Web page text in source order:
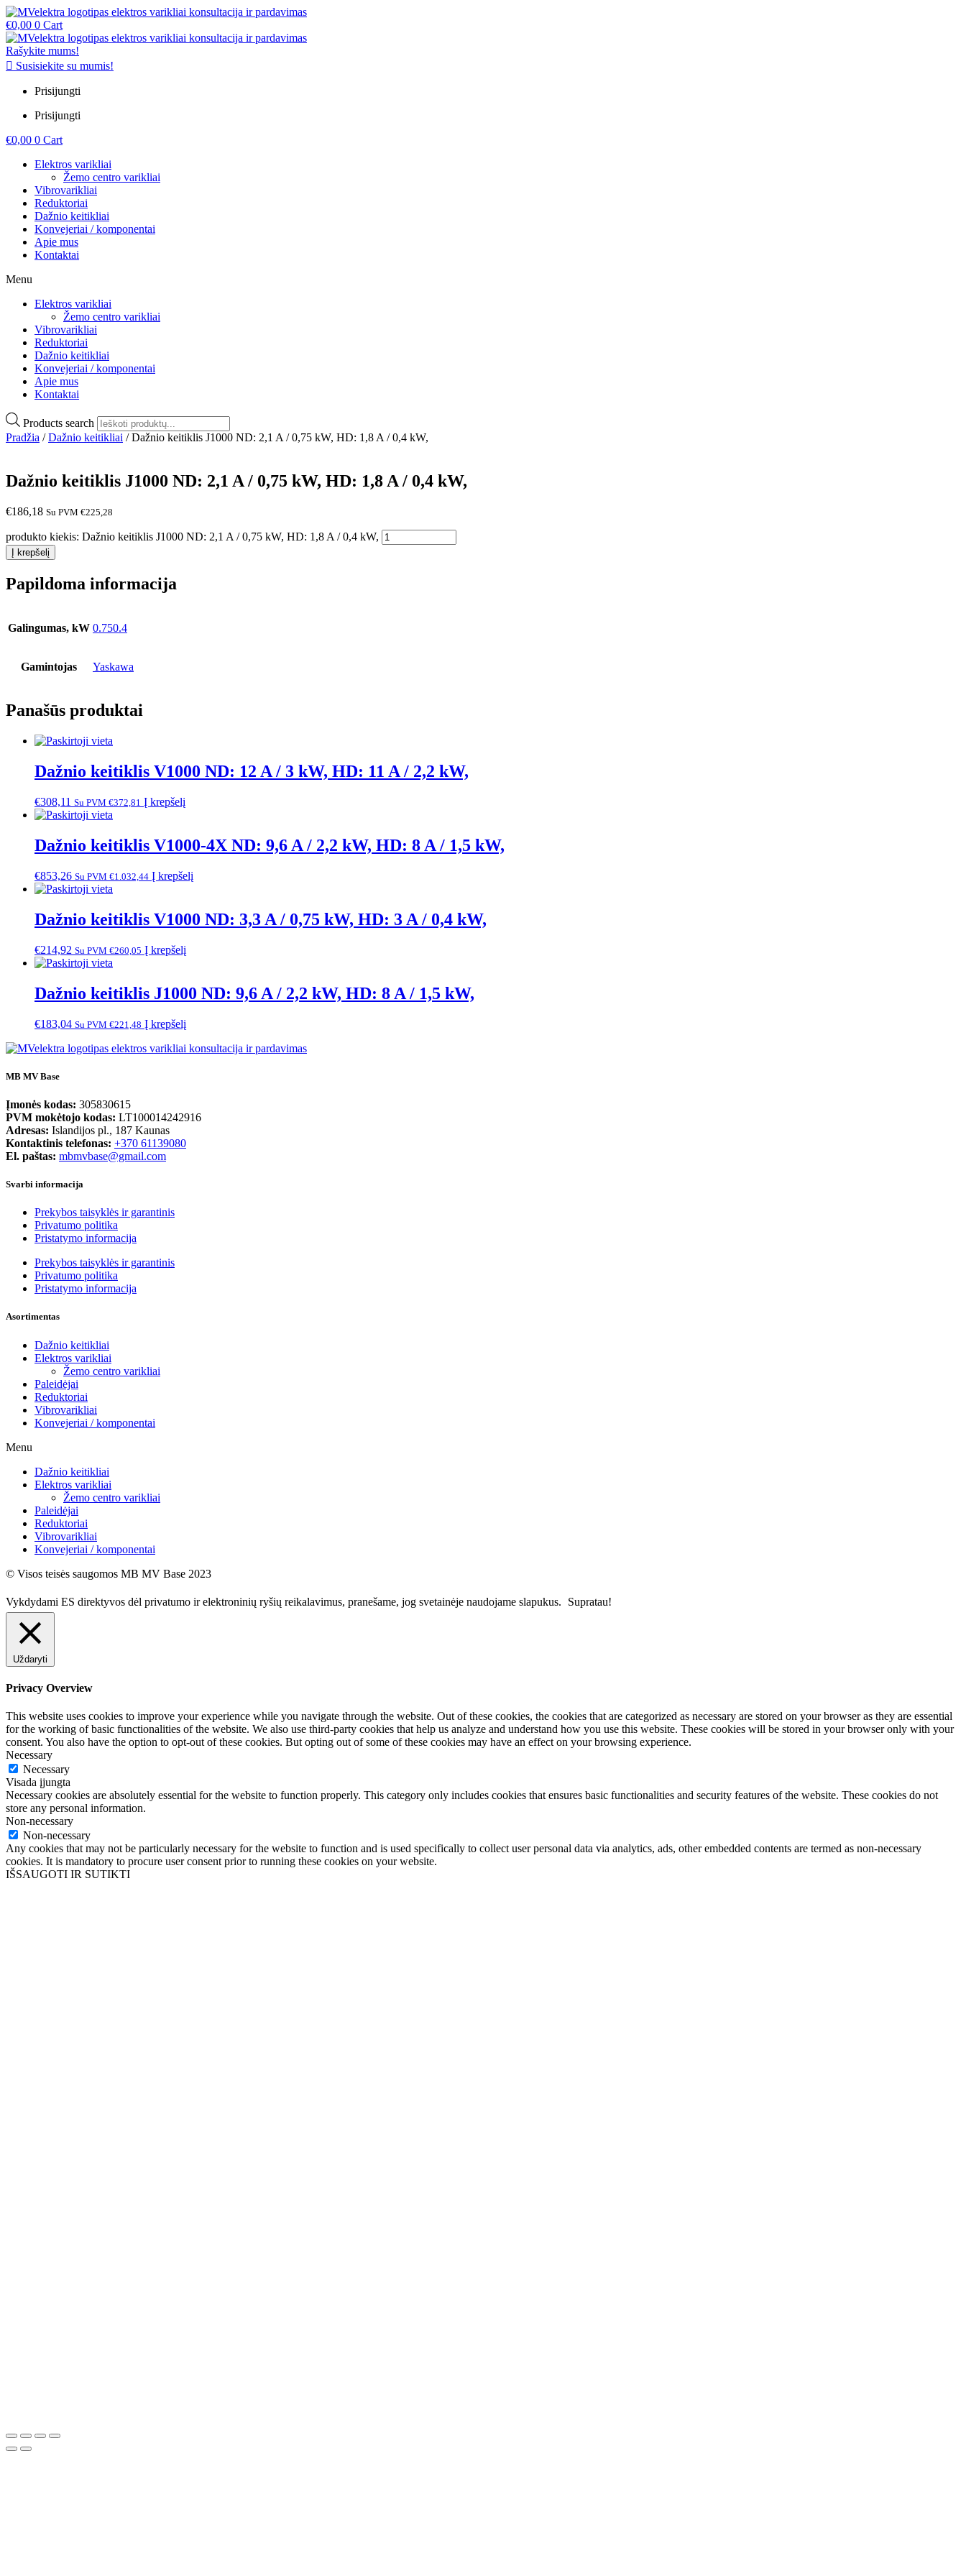
€0,00 0 Cart
Rašykite mums!
Susisiekite su mumis!
Prisijungti
Prisijungti
€0,00 0 Cart
Elektros varikliai
Žemo centro varikliai
Vibrovarikliai
Reduktoriai
Dažnio keitikliai
Konvejeriai / komponentai
Apie mus
Kontaktai
Menu
Elektros varikliai
Žemo centro varikliai
Vibrovarikliai
Reduktoriai
Dažnio keitikliai
Konvejeriai / komponentai
Apie mus
Kontaktai
Products search
Pradžia /Dažnio keitikliai / Dažnio keitiklis J1000 ND: 2,1 A / 0,75 kW, HD: 1,8 A / 0,4 kW,
Dažnio keitiklis J1000 ND: 2,1 A / 0,75 kW, HD: 1,8 A / 0,4 kW,
€186,18 Su PVM €225,28
produkto kiekis: Dažnio keitiklis J1000 ND: 2,1 A / 0,75 kW, HD: 1,8 A / 0,4 kW,
Į krepšelį
Papildoma informacija
Galingumas, kW 0.750.4
Gamintojas Yaskawa
Panašūs produktai
Dažnio keitiklis V1000 ND: 12 A / 3 kW, HD: 11 A / 2,2 kW,
€308,11 Su PVM €372,81 Į krepšelį
Dažnio keitiklis V1000-4X ND: 9,6 A / 2,2 kW, HD: 8 A / 1,5 kW,
€853,26 Su PVM €1.032,44 Į krepšelį
Dažnio keitiklis V1000 ND: 3,3 A / 0,75 kW, HD: 3 A / 0,4 kW,
€214,92 Su PVM €260,05 Į krepšelį
Dažnio keitiklis J1000 ND: 9,6 A / 2,2 kW, HD: 8 A / 1,5 kW,
€183,04 Su PVM €221,48 Į krepšelį
MB MV Base
Įmonės kodas: 305830615
PVM mokėtojo kodas: LT100014242916
Adresas: Islandijos pl., 187 Kaunas
Kontaktinis telefonas: +370 61139080
El. paštas: mbmvbase@gmail.com
Svarbi informacija
Prekybos taisyklės ir garantinis
Privatumo politika
Pristatymo informacija
Prekybos taisyklės ir garantinis
Privatumo politika
Pristatymo informacija
Asortimentas
Dažnio keitikliai
Elektros varikliai
Žemo centro varikliai
Paleidėjai
Reduktoriai
Vibrovarikliai
Konvejeriai / komponentai
Menu
Dažnio keitikliai
Elektros varikliai
Žemo centro varikliai
Paleidėjai
Reduktoriai
Vibrovarikliai
Konvejeriai / komponentai
© Visos teisės saugomos MB MV Base 2023
Vykdydami ES direktyvos dėl privatumo ir elektroninių ryšių reikalavimus, pranešame, jog svetainėje naudojame slapukus. Supratau!
Uždaryti
Privacy Overview
This website uses cookies to improve your experience while you navigate through the website. Out of these cookies, the cookies that are categorized as necessary are stored on your browser as they are essential
for the working of basic functionalities of the website. We also use third-party cookies that help us analyze and understand how you use this website. These cookies will be stored in your browser only with your
consent. You also have the option to opt-out of these cookies. But opting out of some of these cookies may have an effect on your browsing experience.
Necessary
Necessary
Visada įjungta
Necessary cookies are absolutely essential for the website to function properly. This category only includes cookies that ensures basic functionalities and security features of the website. These cookies do not
store any personal information.
Non-necessary
Non-necessary
Any cookies that may not be particularly necessary for the website to function and is used specifically to collect user personal data via analytics, ads, other embedded contents are termed as non-necessary
cookies. It is mandatory to procure user consent prior to running these cookies on your website.
IŠSAUGOTI IR SUTIKTI